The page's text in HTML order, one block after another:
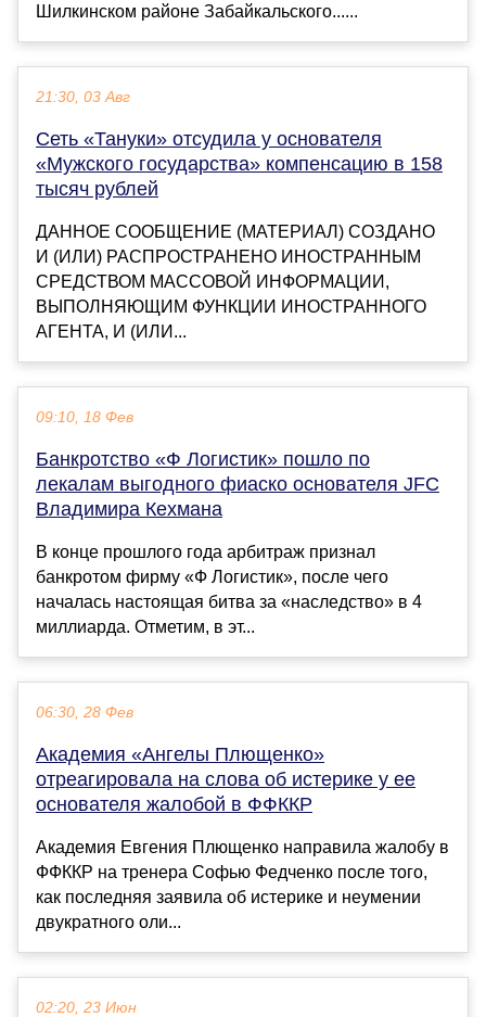
Шилкинском районе Забайкальского......
21:30, 03 Авг
Сеть «Тануки» отсудила у основателя
«Мужского государства» компенсацию в 158
тысяч рублей
ДАННОЕ СООБЩЕНИЕ (МАТЕРИАЛ) СОЗДАНО
И (ИЛИ) РАСПРОСТРАНЕНО ИНОСТРАННЫМ
СРЕДСТВОМ МАССОВОЙ ИНФОРМАЦИИ,
ВЫПОЛНЯЮЩИМ ФУНКЦИИ ИНОСТРАННОГО
АГЕНТА, И (ИЛИ...
09:10, 18 Фев
Банкротство «Ф Логистик» пошло по
лекалам выгодного фиаско основателя JFC
Владимира Кехмана
В конце прошлого года арбитраж признал
банкротом фирму «Ф Логистик», после чего
началась настоящая битва за «наследство» в 4
миллиарда. Отметим, в эт...
06:30, 28 Фев
Академия «Ангелы Плющенко»
отреагировала на слова об истерике у ее
основателя жалобой в ФФККР
Академия Евгения Плющенко направила жалобу в
ФФККР на тренера Софью Федченко после того,
как последняя заявила об истерике и неумении
двукратного оли...
02:20, 23 Июн